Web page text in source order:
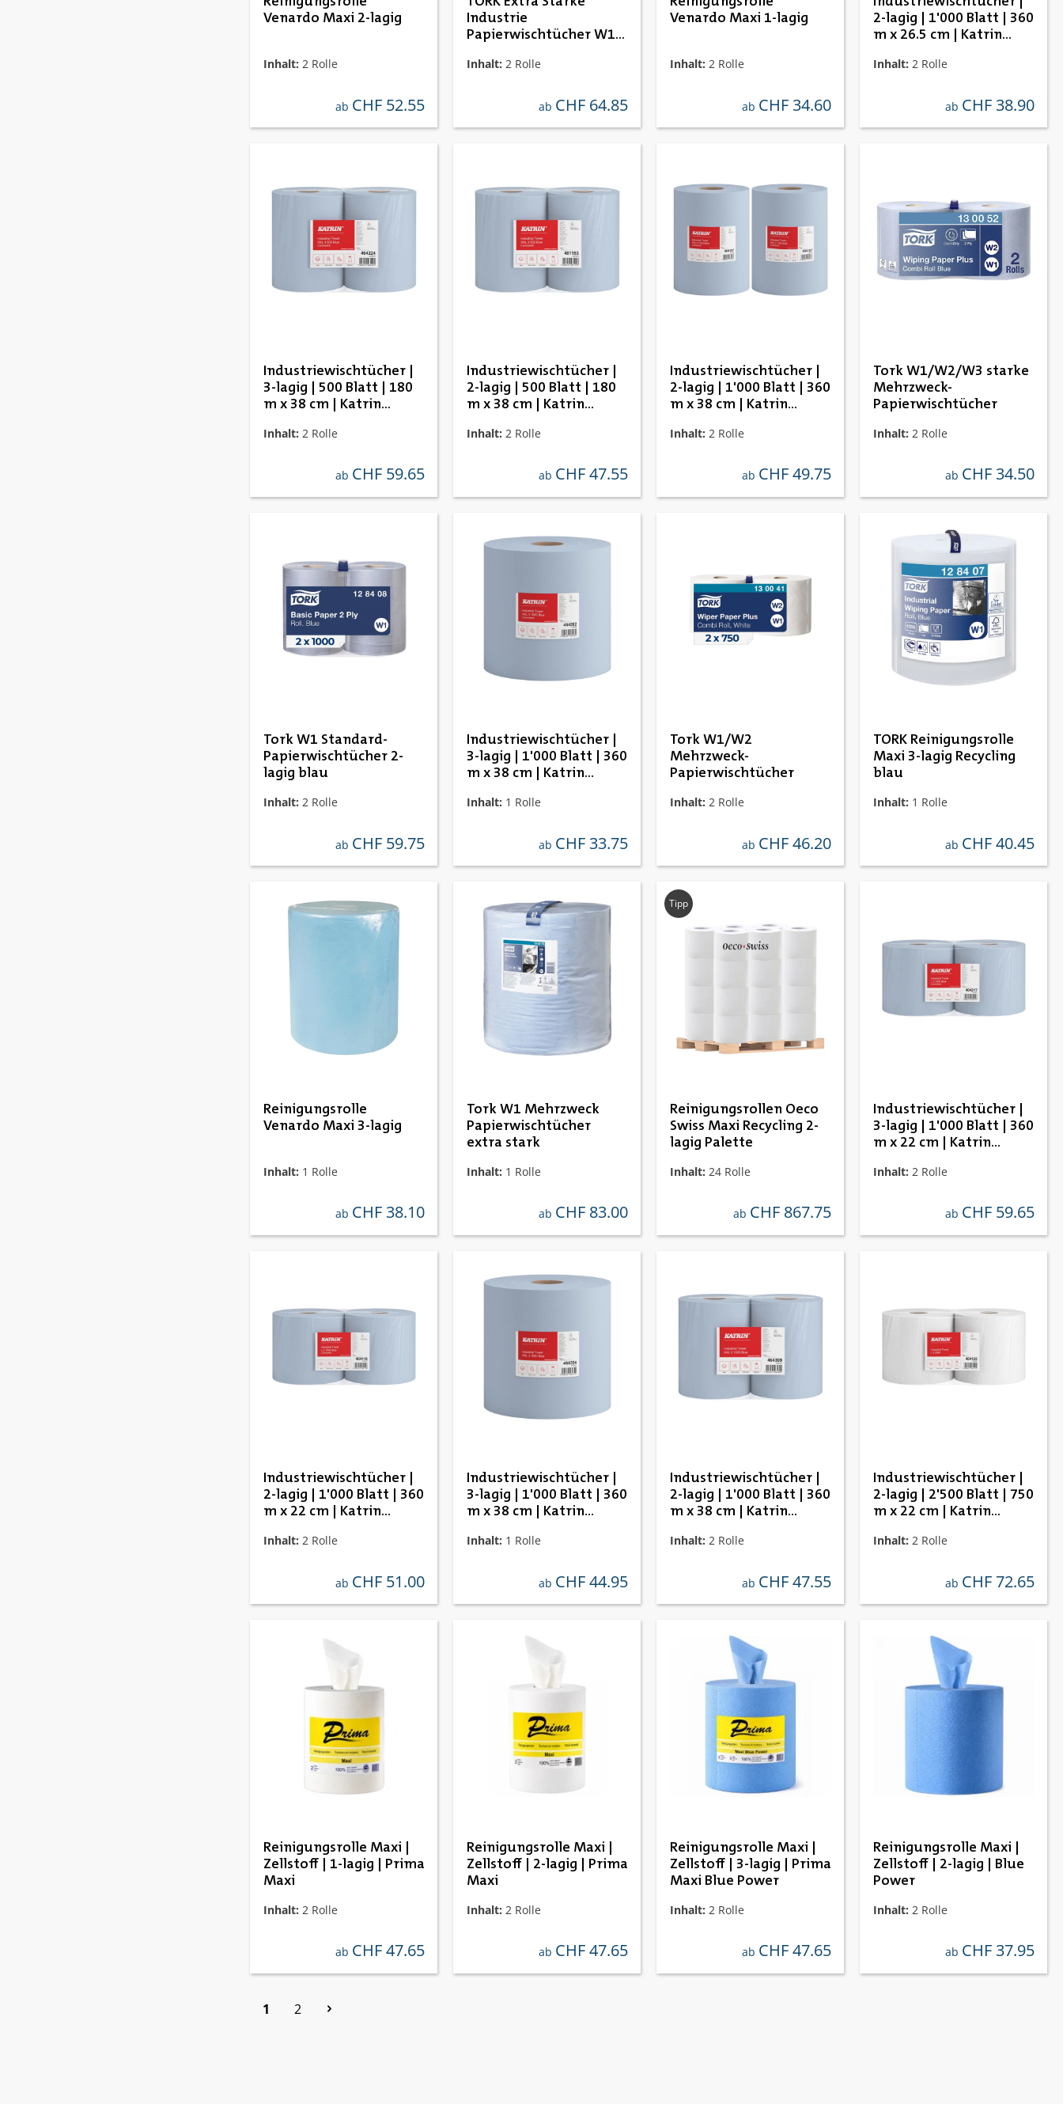
Venardo Maxi 2-lagig
Inhalt: 2 Rolle
regulärer preis:
ab CHF 52.55
Industrie
Papierwischtücher W1
Inhalt: 2 Rolle
regulärer preis:
ab CHF 64.85
Venardo Maxi 1-lagig
Inhalt: 2 Rolle
regulärer preis:
ab CHF 34.60
2-lagig | 1'000 Blatt | 360
m x 26.5 cm | Katrin
Inhalt: 2 Rolle
regulärer preis:
ab CHF 38.90
Industriewischtücher |
3-lagig | 500 Blatt | 180
m x 38 cm | Katrin
Inhalt: 2 Rolle
regulärer preis:
ab CHF 59.65
Industriewischtücher |
2-lagig | 500 Blatt | 180
m x 38 cm | Katrin
Inhalt: 2 Rolle
regulärer preis:
ab CHF 47.55
Industriewischtücher |
2-lagig | 1'000 Blatt | 360
m x 38 cm | Katrin
Inhalt: 2 Rolle
regulärer preis:
ab CHF 49.75
Tork W1/W2/W3 starke
Mehrzweck-
Papierwischtücher
Inhalt: 2 Rolle
regulärer preis:
ab CHF 34.50
Tork W1 Standard-
Papierwischtücher 2-
lagig blau
Inhalt: 2 Rolle
regulärer preis:
ab CHF 59.75
Industriewischtücher |
3-lagig | 1'000 Blatt | 360
m x 38 cm | Katrin
Inhalt: 1 Rolle
regulärer preis:
ab CHF 33.75
Tork W1/W2
Mehrzweck-
Papierwischtücher
Inhalt: 2 Rolle
regulärer preis:
ab CHF 46.20
TORK Reinigungsrolle
Maxi 3-lagig Recycling
blau
Inhalt: 1 Rolle
regulärer preis:
ab CHF 40.45
Reinigungsrolle
Venardo Maxi 3-lagig
Inhalt: 1 Rolle
regulärer preis:
ab CHF 38.10
Tork W1 Mehrzweck
Papierwischtücher
extra stark
Inhalt: 1 Rolle
regulärer preis:
ab CHF 83.00
Tipp
Reinigungsrollen Oeco
Swiss Maxi Recycling 2-
lagig Palette
Inhalt: 24 Rolle
regulärer preis:
ab CHF 867.75
Industriewischtücher |
3-lagig | 1'000 Blatt | 360
m x 22 cm | Katrin
Inhalt: 2 Rolle
regulärer preis:
ab CHF 59.65
Industriewischtücher |
2-lagig | 1'000 Blatt | 360
m x 22 cm | Katrin
Inhalt: 2 Rolle
regulärer preis:
ab CHF 51.00
Industriewischtücher |
3-lagig | 1'000 Blatt | 360
m x 38 cm | Katrin
Inhalt: 1 Rolle
regulärer preis:
ab CHF 44.95
Industriewischtücher |
2-lagig | 1'000 Blatt | 360
m x 38 cm | Katrin
Inhalt: 2 Rolle
regulärer preis:
ab CHF 47.55
Industriewischtücher |
2-lagig | 2'500 Blatt | 750
m x 22 cm | Katrin
Inhalt: 2 Rolle
regulärer preis:
ab CHF 72.65
Reinigungsrolle Maxi |
Zellstoff | 1-lagig | Prima
Maxi
Inhalt: 2 Rolle
regulärer preis:
ab CHF 47.65
Reinigungsrolle Maxi |
Zellstoff | 2-lagig | Prima
Maxi
Inhalt: 2 Rolle
regulärer preis:
ab CHF 47.65
Reinigungsrolle Maxi |
Zellstoff | 3-lagig | Prima
Maxi Blue Power
Inhalt: 2 Rolle
regulärer preis:
ab CHF 47.65
Reinigungsrolle Maxi |
Zellstoff | 2-lagig | Blue
Power
Inhalt: 2 Rolle
regulärer preis:
ab CHF 37.95
Seite
1 Seite
2